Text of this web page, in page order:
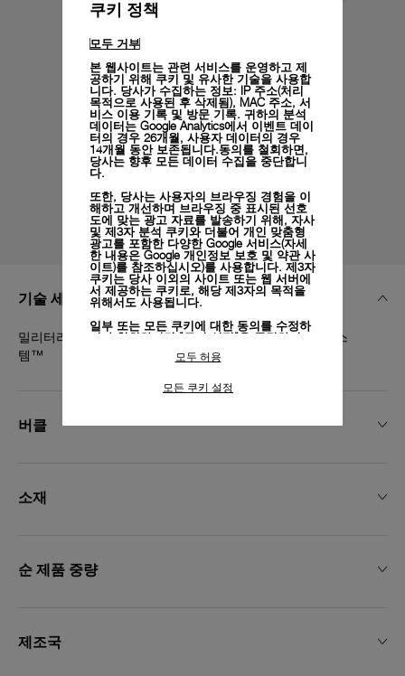
기술 세부 정보
밀리터리 그린 카우추크, XS, 24/22, PAM 클릭 릴리스 시스
템™
버클
소재
순 제품 중량
제조국
쿠키 정책
모두 거부
본 웹사이트는 관련 서비스를 운영하고 제
공하기 위해 쿠키 및 유사한 기술을 사용합
니다. 당사가 수집하는 정보: IP 주소(처리
목적으로 사용된 후 삭제됨), MAC 주소, 서
비스 이용 기록 및 방문 기록. 귀하의 분석
데이터는 Google Analytics에서 이벤트 데이
터의 경우 26개월, 사용자 데이터의 경우
14개월 동안 보존됩니다.동의를 철회하면,
당사는 향후 모든 데이터 수집을 중단합니
다.
또한, 당사는 사용자의 브라우징 경험을 이
해하고 개선하며 브라우징 중 표시된 선호
도에 맞는 광고 자료를 발송하기 위해, 자사
및 제3자 분석 쿠키와 더불어 개인 맞춤형
광고를 포함한 다양한 Google 서비스(자세
한 내용은 Google 개인정보 보호 및 약관 사
이트)를 참조하십시오)를 사용합니다. 제3자
쿠키는 당사 이외의 사이트 또는 웹 서버에
서 제공하는 쿠키로, 해당 제3자의 목적을
위해서도 사용됩니다.
일부 또는 모든 쿠키에 대한 동의를 수정하
거나 철회하려면 "쿠키 설정"을 클릭하거
수집하는 정보" 섹션을 참조하여 자세히 알
모든 쿠키의 사용에 동의하시려면 "모두 허
모두 허용
모든 쿠키 설정